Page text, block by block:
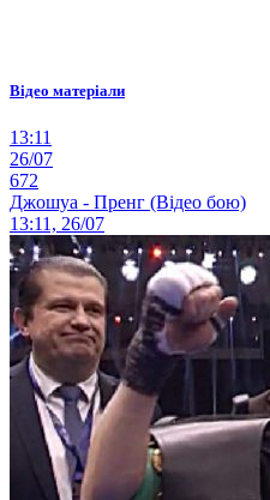
Відео матеріали
13:11
26/07
672
Джошуа - Пренг (Відео бою)
13:11, 26/07